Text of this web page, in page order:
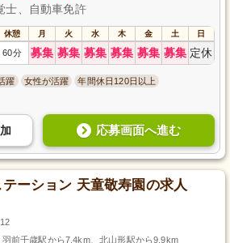
士、自動車免許
休憩 月 火 水 木 金 土 日
60分 募集 募集 募集 募集 募集 募集 定休
躍 女性が活躍
年間休日120日以上
応募画面へ進む
ーション 天童敬寿園の求人
前千歳駅から7.4km、北山形駅から9.9km